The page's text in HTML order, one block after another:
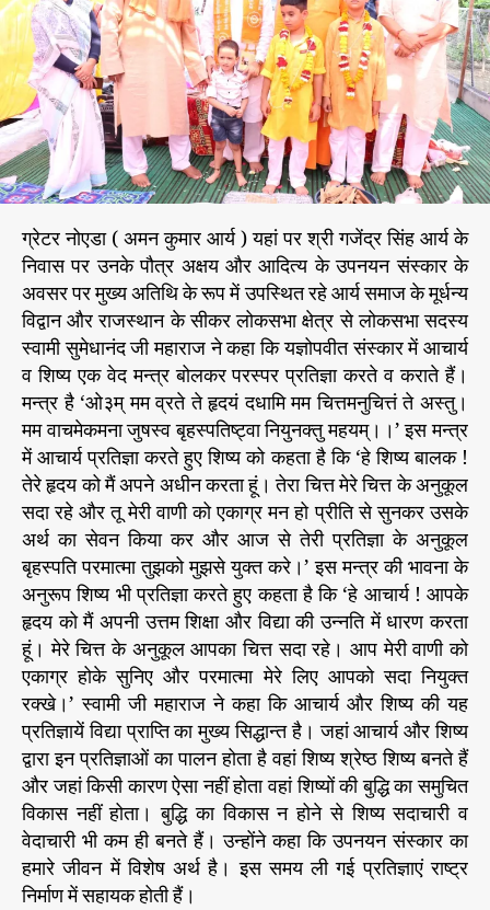
h
o
r
e
सं
स्का
र
के
स
म
य
ली
ई
प्र
ति
से
ही
हो
ता
है
रा
ष्ट्र
का
नि
र्मा
ण
:
स्वा
मी
सु
मे
धा
द
जी
म
हा
रा
ग्रेटर नोएडा ( अमन कुमार आर्य ) यहां पर श्री गजेंद्र सिंह आर्य के
निवास पर उनके पौत्र अक्षय और आदित्य के उपनयन संस्कार के
अवसर पर मुख्य अतिथि के रूप में उपस्थित रहे आर्य समाज के मूर्धन्य
विद्वान और राजस्थान के सीकर लोकसभा क्षेत्र से लोकसभा सदस्य
स्वामी सुमेधानंद जी महाराज ने कहा कि यज्ञोपवीत संस्कार में आचार्य
व शिष्य एक वेद मन्त्र बोलकर परस्पर प्रतिज्ञा करते व कराते हैं।
मन्त्र है ‘ओ३म् मम व्रते ते हृदयं दधामि मम चित्तमनुचित्तं ते अस्तु।
मम वाचमेकमना जुषस्व बृहस्पतिष्ट्वा नियुनक्तु महयम्।।’ इस मन्त्र
में आचार्य प्रतिज्ञा करते हुए शिष्य को कहता है कि ‘हे शिष्य बालक !
तेरे हृदय को मैं अपने अधीन करता हूं। तेरा चित्त मेरे चित्त के अनुकूल
सदा रहे और तू मेरी वाणी को एकाग्र मन हो प्रीति से सुनकर उसके
अर्थ का सेवन किया कर और आज से तेरी प्रतिज्ञा के अनुकूल
बृहस्पति परमात्मा तुझको मुझसे युक्त करे।’ इस मन्त्र की भावना के
अनुरूप शिष्य भी प्रतिज्ञा करते हुए कहता है कि ‘हे आचार्य ! आपके
हृदय को मैं अपनी उत्तम शिक्षा और विद्या की उन्नति में धारण करता
हूं। मेरे चित्त के अनुकूल आपका चित्त सदा रहे। आप मेरी वाणी को
एकाग्र होके सुनिए और परमात्मा मेरे लिए आपको सदा नियुक्त
रक्खे।’ स्वामी जी महाराज ने कहा कि आचार्य और शिष्य की यह
प्रतिज्ञायें विद्या प्राप्ति का मुख्य सिद्धान्त है। जहां आचार्य और शिष्य
द्वारा इन प्रतिज्ञाओं का पालन होता है वहां शिष्य श्रेष्ठ शिष्य बनते हैं
और जहां किसी कारण ऐसा नहीं होता वहां शिष्यों की बुद्धि का समुचित
विकास नहीं होता। बुद्धि का विकास न होने से शिष्य सदाचारी व
वेदाचारी भी कम ही बनते हैं। उन्होंने कहा कि उपनयन संस्कार का
हमारे जीवन में विशेष अर्थ है। इस समय ली गई प्रतिज्ञाएं राष्ट्र
निर्माण में सहायक होती हैं।